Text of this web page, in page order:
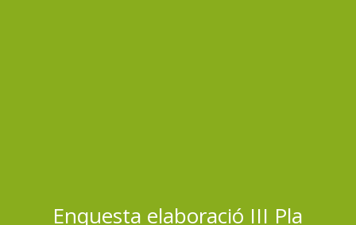
Enquesta elaboració III Pla